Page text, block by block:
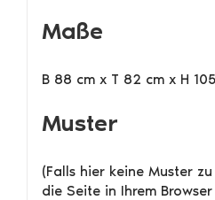
Maße
B 88 cm x T 82 cm x H
Muster
(Falls hier keine Muster
die Seite in Ihrem